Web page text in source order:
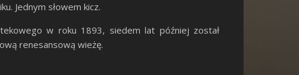
Jednym słowem kicz.
w roku 1893, siedem lat później został
renesansową wieżę.